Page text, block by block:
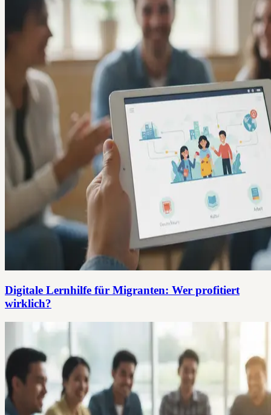
Digitale Lernhilfe für Migranten: Wer profitiert
wirklich?